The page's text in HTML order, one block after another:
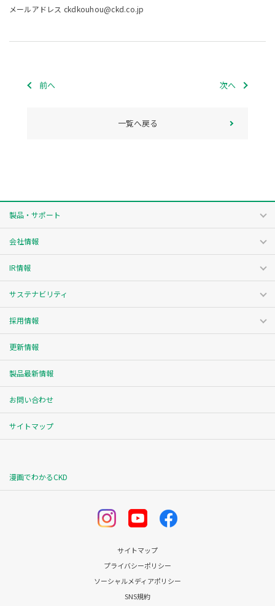
メールアドレス ckdkouhou@ckd.co.jp
前へ 次へ
一覧へ戻る
製品・サポート
会社情報
IR情報
サステナビリティ
採用情報
更新情報
製品最新情報
お問い合わせ
サイトマップ
漫画でわかるCKD
サイトマップ
プライバシーポリシー
ソーシャルメディアポリシー
SNS規約